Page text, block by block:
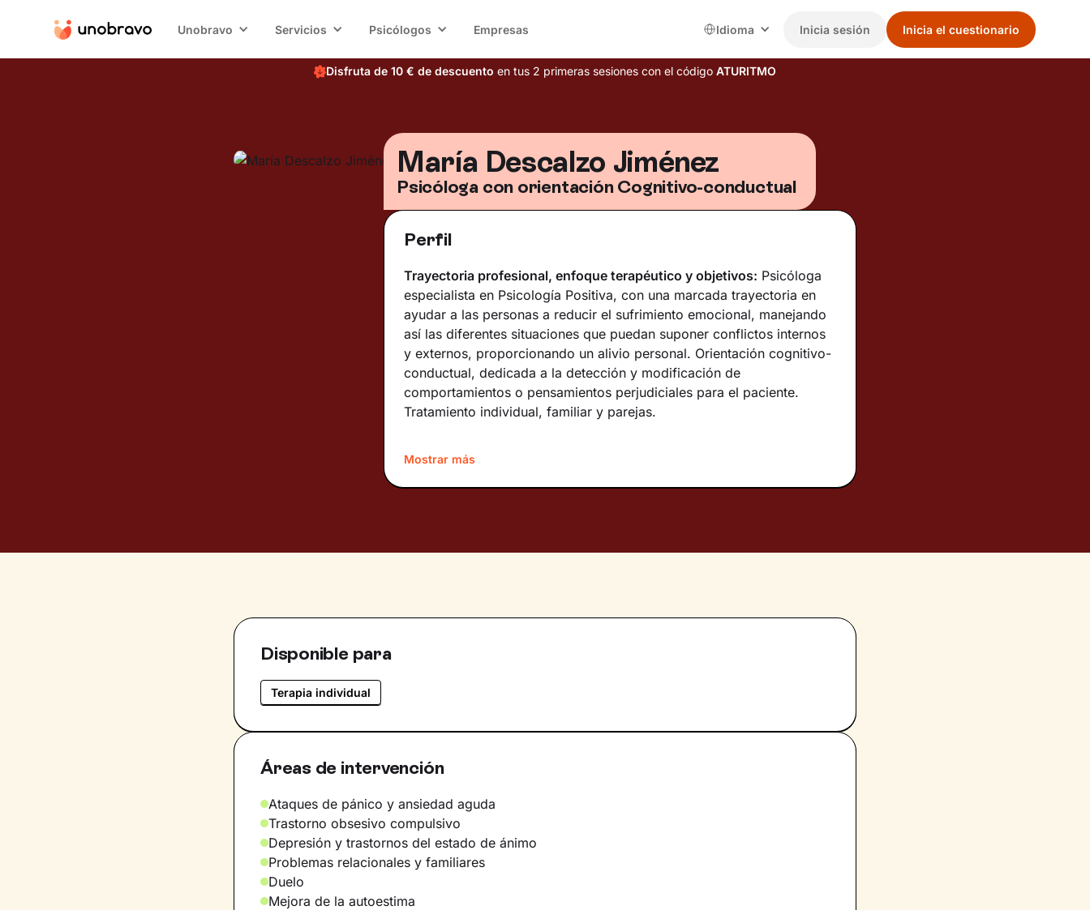
Unobravo Servicios Psicólogos Empresas Idioma Inicia sesión Inicia el cuestionario
Disfruta de 10 € de descuento en tus 2 primeras sesiones con el código ATURITMO
María Descalzo Jiménez
Psicóloga con orientación Cognitivo-conductual
Perfil
Trayectoria profesional, enfoque terapéutico y objetivos: Psicóloga
especialista en Psicología Positiva, con una marcada trayectoria en
ayudar a las personas a reducir el sufrimiento emocional, manejando
así las diferentes situaciones que puedan suponer conflictos internos
y externos, proporcionando un alivio personal. Orientación cognitivo-
conductual, dedicada a la detección y modificación de
comportamientos o pensamientos perjudiciales para el paciente.
Tratamiento individual, familiar y parejas.
Positiva. Experiencia en consulta, centros penitenciarios, menores,
drogodependencias y emergencias.
Mostrar más
Disponible para
Terapia individual
Áreas de intervención
Ataques de pánico y ansiedad aguda
Trastorno obsesivo compulsivo
Depresión y trastornos del estado de ánimo
Problemas relacionales y familiares
Duelo
Mejora de la autoestima